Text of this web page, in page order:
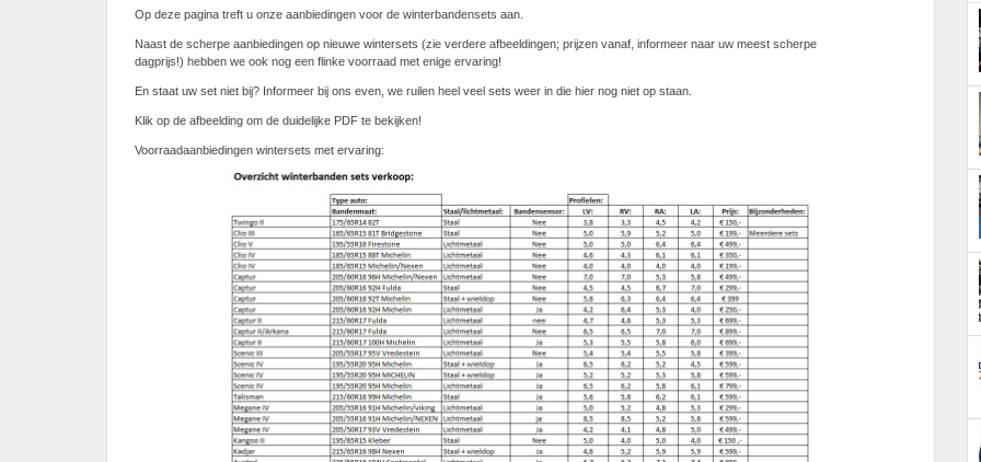
Op deze pagina treft u onze aanbiedingen voor de winterbandensets aan.
Naast de scherpe aanbiedingen op nieuwe wintersets (zie verdere afbeeldingen; prijzen vanaf, informeer naar uw meest scherpe
dagprijs!) hebben we ook nog een flinke voorraad met enige ervaring!
En staat uw set niet bij? Informeer bij ons even, we ruilen heel veel sets weer in die hier nog niet op staan.
Klik op de afbeelding om de duidelijke PDF te bekijken!
Voorraadaanbiedingen wintersets met ervaring: